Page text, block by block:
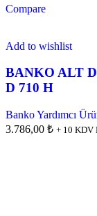
Compare
Add to wishlist
BANKO ALT
D 710 H
Banko Yardımcı
3.786,00 ₺ + 10 KDV